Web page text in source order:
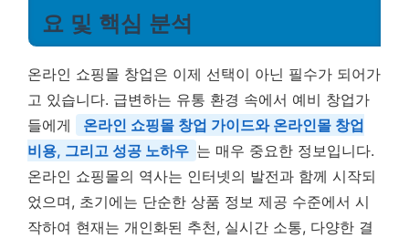
요 및 핵심 분석
온라인 쇼핑몰 창업은 이제 선택이 아닌 필수가 되어가
고 있습니다. 급변하는 유통 환경 속에서 예비 창업가
들에게
온라인 쇼핑몰 창업 가이드와 온라인몰 창업
비용, 그리고 성공 노하우 는 매우 중요한 정보입니다.
온라인 쇼핑몰의 역사는 인터넷의 발전과 함께 시작되
었으며, 초기에는 단순한 상품 정보 제공 수준에서 시
작하여 현재는 개인화된 추천, 실시간 소통, 다양한 결